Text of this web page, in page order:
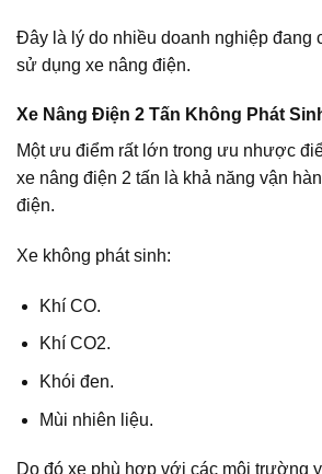
Đây là lý do nhiều doanh nghiệp đang
sử dụng xe nâng điện.
Xe Nâng Điện 2 Tấn Không Phát
Một ưu điểm rất lớn trong ưu nhược
xe nâng điện 2 tấn là khả năng vận
điện.
Xe không phát sinh:
Khí CO.
Khí CO2.
Khói đen.
Mùi nhiên liệu.
Do đó xe phù hợp với các môi trường